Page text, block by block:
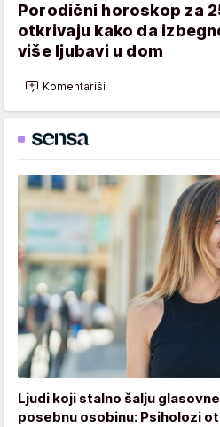
Porodični horoskop za
otkrivaju kako da
više ljubavi u dom
Komentariši
Ljudi koji stalno šalju
posebnu osobinu: Psiholozi